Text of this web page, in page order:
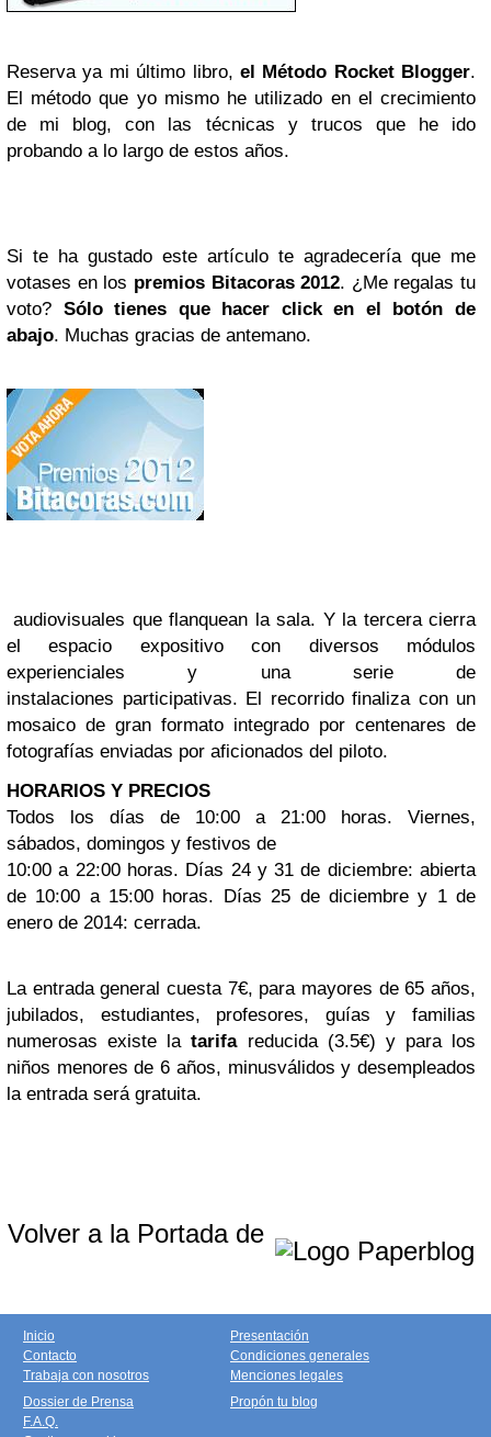
Reserva ya mi último libro, el Método Rocket Blogger.
El método que yo mismo he utilizado en el crecimiento
de mi blog, con las técnicas y trucos que he ido
probando a lo largo de estos años.
Si te ha gustado este artículo te agradecería que me
votases en los premios Bitacoras 2012. ¿Me regalas tu
voto? Sólo tienes que hacer click en el botón de
abajo. Muchas gracias de antemano.
audiovisuales que flanquean la sala. Y la tercera cierra
el espacio expositivo con diversos módulos
experienciales y una serie de
instalaciones participativas. El recorrido finaliza con un
mosaico de gran formato integrado por centenares de
fotografías enviadas por aficionados del piloto.
HORARIOS Y PRECIOS
Todos los días de 10:00 a 21:00 horas. Viernes,
sábados, domingos y festivos de
10:00 a 22:00 horas. Días 24 y 31 de diciembre: abierta
de 10:00 a 15:00 horas. Días 25 de diciembre y 1 de
enero de 2014: cerrada.
La entrada general cuesta 7€, para mayores de 65 años,
jubilados, estudiantes, profesores, guías y familias
numerosas existe latarifareducida (3.5€) y para los
niños menores de 6 años, minusválidos y desempleados
la entrada será gratuita.
Volver a la Portada de
Inicio
Contacto
Trabaja con nosotros
Presentación
Condiciones generales
Menciones legales
Dossier de Prensa
F.A.Q.
Propón tu blog